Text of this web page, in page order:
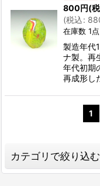
800円(
(税込:
在庫数 1点
製造年代
ナ製。再
年代初期
再成形し
1
カテゴリで絞り込む